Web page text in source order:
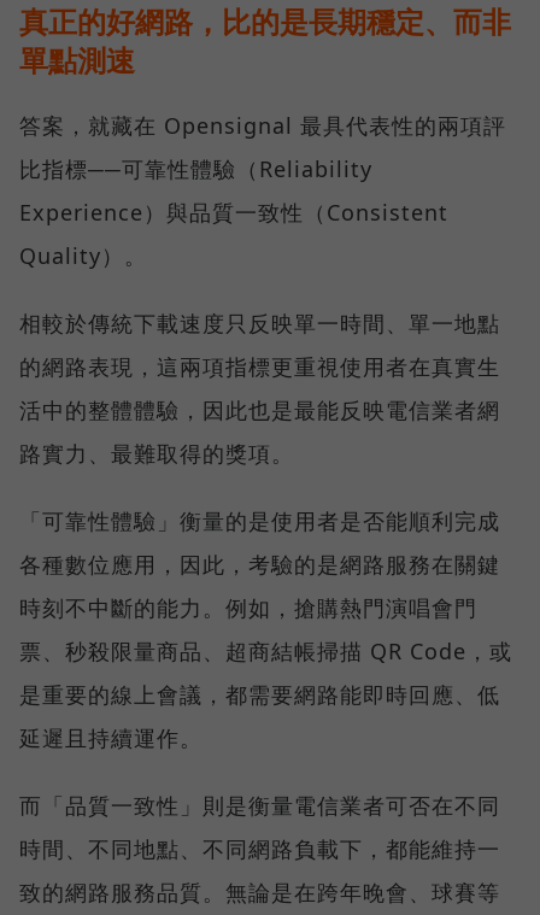
真正的好網路，比的是長期穩定、而非
單點測速
答案，就藏在 Opensignal 最具代表性的兩項評
比指標──可靠性體驗（Reliability
Experience）與品質一致性（Consistent
Quality）。
相較於傳統下載速度只反映單一時間、單一地點
的網路表現，這兩項指標更重視使用者在真實生
活中的整體體驗，因此也是最能反映電信業者網
路實力、最難取得的獎項。
「可靠性體驗」衡量的是使用者是否能順利完成
各種數位應用，因此，考驗的是網路服務在關鍵
時刻不中斷的能力。例如，搶購熱門演唱會門
票、秒殺限量商品、超商結帳掃描 QR Code，或
是重要的線上會議，都需要網路能即時回應、低
延遲且持續運作。
而「品質一致性」則是衡量電信業者可否在不同
時間、不同地點、不同網路負載下，都能維持一
致的網路服務品質。無論是在跨年晚會、球賽等